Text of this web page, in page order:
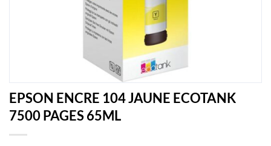
EPSON ENCRE 104 JAUNE ECOTANK
7500 PAGES 65ML